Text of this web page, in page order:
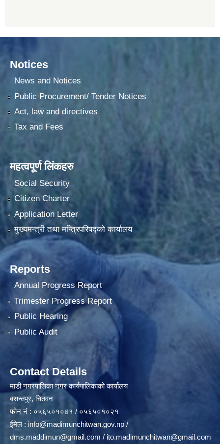
Notices
News and Notices
Public Procurement/ Tender Notices
Act, law and directives
Tax and Fees
महत्वपूर्ण लिंकहरु
Social Security
Citizen Charter
Application Letter
मुख्यमन्त्री तथा मन्त्रिपरिषद्को कार्यालय
Reports
Annual Progress Report
Trimester Progress Report
Public Hearing
Public Audit
Contact Details
माडी नगरपालिका नगर कार्यपालिकाको कार्यालय
बसन्तपुर, चितवन
फोन नं : ०५६५०१०४१ / ०५६५०१०२१
ईमेल : info@madimunchitwan.gov.np /
dms.maddimun@gmail.com / ito.madimunchitwan@gmail.com